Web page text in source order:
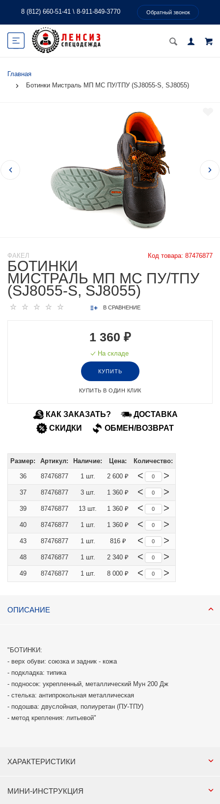
8 (812) 660-51-41 \ 8-911-849-3770 Обратный звонок
Главная
Ботинки Мистраль МП МС ПУ/ТПУ (SJ8055-S, SJ8055)
Код товара: 87476877
ФАКЕЛ
БОТИНКИ
МИСТРАЛЬ МП МС ПУ/ТПУ
(SJ8055-S, SJ8055)
В СРАВНЕНИЕ
1 360 ₽
На складе
КУПИТЬ
КУПИТЬ В ОДИН КЛИК
КАК ЗАКАЗАТЬ?
ДОСТАВКА
СКИДКИ
ОБМЕН/ВОЗВРАТ
Размер: Артикул: Наличие: Цена: Количество:
36 87476877 1 шт. 2 600 ₽ < >
37 87476877 3 шт. 1 360 ₽ < >
39 87476877 13 шт. 1 360 ₽ < >
40 87476877 1 шт. 1 360 ₽ < >
43 87476877 1 шт. 816 ₽ < >
48 87476877 1 шт. 2 340 ₽ < >
49 87476877 1 шт. 8 000 ₽ < >
ОПИСАНИЕ
"БОТИНКИ:
- верх обуви: союзка и задник - кожа
- подкладка: типика
- подносок: укрепленный, металлический Мун 200 Дж
- стелька: антипрокольная металлическая
- подошва: двуслойная, полиуретан (ПУ-ТПУ)
- метод крепления: литьевой"
ХАРАКТЕРИСТИКИ
МИНИ-ИНСТРУКЦИЯ